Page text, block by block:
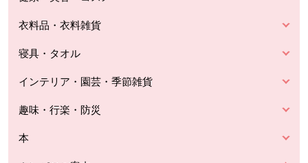
衣料品・衣料雑貨
寝具・タオル
インテリア・園芸・季節雑貨
趣味・行楽・防災
本